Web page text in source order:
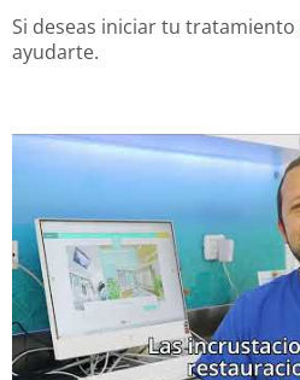
Si deseas iniciar tu tratamiento
ayudarte.